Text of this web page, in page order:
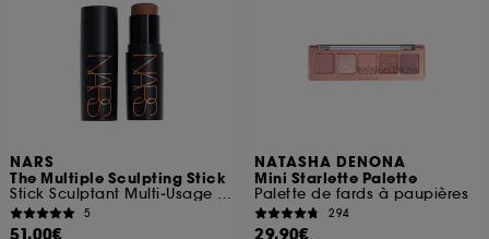
NARS
The Multiple Sculpting Stick
Stick Sculptant Multi‑Usage Crème‑Poudre
5
51,00€
NATASHA DENONA
Mini Starlette Palette
Palette de fards à paupières
294
29,90€